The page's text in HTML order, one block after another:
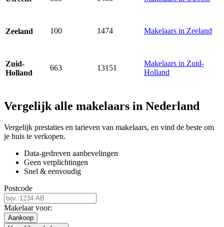
Zeeland 100 1474 Makelaars in Zeeland
Zuid-
Holland
663 13151
Makelaars in Zuid-
Holland
Vergelijk alle makelaars in Nederland
Vergelijk prestaties en tarieven van makelaars, en vind de beste om
je huis te verkopen.
Data-gedreven aanbevelingen
Geen verplichtingen
Snel & eenvoudig
Postcode
Makelaar voor:
Aankoop